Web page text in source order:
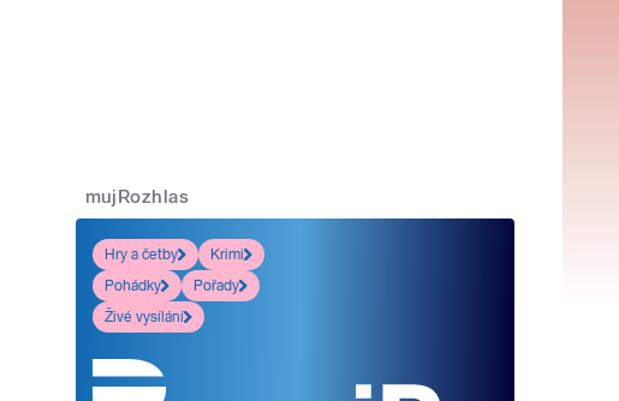
mujRozhlas
Hry a četby
Krimi
Pohádky
Pořady
Živé vysílání